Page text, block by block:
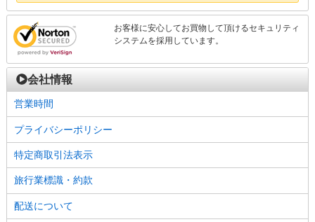
お客様に安心してお買物して頂けるセキュリティ
システムを採用しています。
会社情報
営業時間
プライバシーポリシー
特定商取引法表示
旅行業標識・約款
配送について